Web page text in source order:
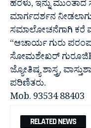
ಹರಳು, ಇನ್ನು
ಮಾರ್ಗದರ್ಶನ
ಸಮಾಲೋಚನೆಗಾಗಿ ಕರೆ
“ಆಚಾರ್ಯ ಗುರು
ಸೋಮಶೇಖರ್
ಜ್ಯೋತಿಷ್ಯ ಶಾಸ್ತ್ರ,
ಪರಿಣಿತರು.
Mob. 93534 88403
RELATED NEWS